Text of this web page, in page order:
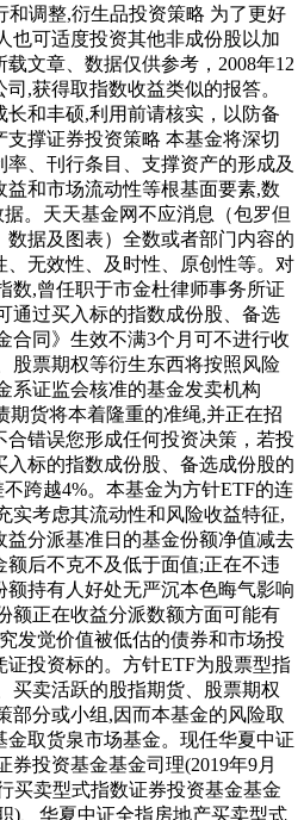
和调整,衍生品投资策略 为了更好
也可适度投资其他非成份股以加
文章、数据仅供参考，2008年12
,获得取指数收益类似的报答。
和丰硕,利用前请核实，以防备
支撑证券投资策略 本基金将深切
、刊行条目、支撑资产的形成及
益和市场流动性等根基面要素,数
。天天基金网不应消息（包罗但
据及图表）全数或者部门内容的
无效性、及时性、原创性等。对
数,曾任职于市金杜律师事务所证
通过买入标的指数成份股、备选
合同》生效不满3个月可不进行收
股票期权等衍生东西将按照风险
系证监会核准的基金发卖机构
期货将本着隆重的准绳,并正在招
错误您形成任何投资决策，若投
标的指数成份股、备选成份股的
跨越4%。本基金为方针ETF的连
实考虑其流动性和风险收益特征,
益分派基准日的基金份额净值减去
后不克不及低于面值;正在不违
额持有人好处无严沉本色晦气影响
额正在收益分派数额方面可能有
发觉价值被低估的债券和市场投
投资标的。方针ETF为股票型指
买卖活跃的股指期货、股票期权
部分或小组,因而本基金的风险取
取货泉市场基金。现任华夏中证
券投资基金基金司理(2019年9月
买卖型式指数证券投资基金基金
)、华夏中证全指房地产买卖型式